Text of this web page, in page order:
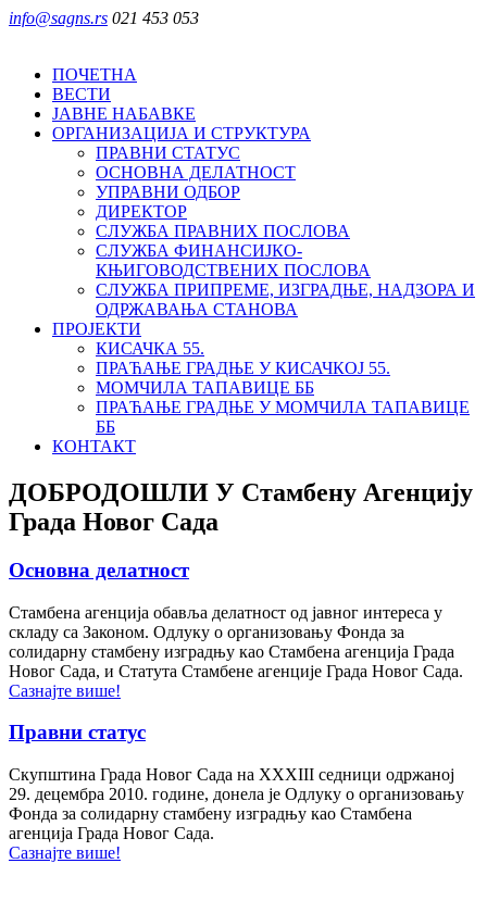
info@sagns.rs 021 453 053
ПОЧЕТНА
ВЕСТИ
ЈАВНЕ НАБАВКЕ
ОРГАНИЗАЦИЈА И СТРУКТУРА
ПРАВНИ СТАТУС
ОСНОВНА ДЕЛАТНОСТ
УПРАВНИ ОДБОР
ДИРЕКТОР
СЛУЖБА ПРАВНИХ ПОСЛОВА
СЛУЖБА ФИНАНСИЈКО-
КЊИГОВОДСТВЕНИХ ПОСЛОВА
СЛУЖБА ПРИПРЕМЕ, ИЗГРАДЊЕ, НАДЗОРА И
ОДРЖАВАЊА СТАНОВА
ПРОЈЕКТИ
КИСАЧКА 55.
ПРАЋАЊЕ ГРАДЊЕ У КИСАЧКОЈ 55.
МОМЧИЛА ТАПАВИЦЕ ББ
ПРАЋАЊЕ ГРАДЊЕ У МОМЧИЛА ТАПАВИЦЕ
ББ
КОНТАКТ
ДОБРОДОШЛИ У Стамбену Агенцију
Града Новог Сада
Основна делатност
Стамбена агенција обавља делатност од јавног интереса у
складу са Законом. Одлуку о организовању Фонда за
солидарну стамбену изградњу као Стамбена агенција Града
Новог Сада, и Статута Стамбене агенције Града Новог Сада.
Сазнајте више!
Правни статус
Скупштина Града Новог Сада на XXXIII седници одржаној
29. децембра 2010. године, донела је Одлуку о организовању
Фонда за солидарну стамбену изградњу као Стамбена
агенција Града Новог Сада.
Сазнајте више!